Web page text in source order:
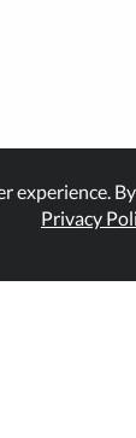
experience.
Privacy